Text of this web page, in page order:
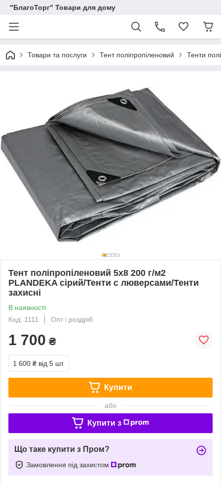
"БлагоТорг" Товари для дому
Товари та послуги Тент поліпропіленовий Тенти
Тент поліпропіленовий 5х8 200 г/м2
PLANDEKA сірий/Тенти с люверсами/Тенти
захисні
В наявності
Код: 1111
Опт і роздріб
1 700 ₴
1 600 ₴ від 5 шт.
Купити
або
Купити з
Що таке купити з Пром?
Замовлення під захистом